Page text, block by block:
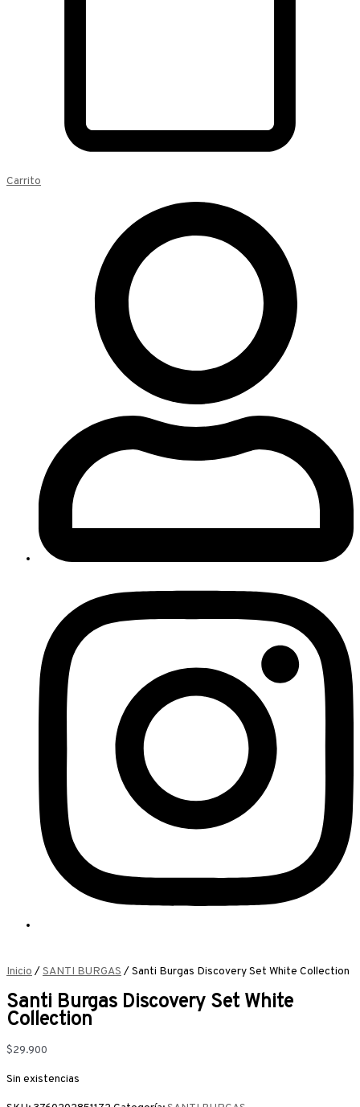
Carrito
Inicio/ SANTI BURGAS/ Santi Burgas Discovery Set White Collection
Santi Burgas Discovery Set White
Collection
$29.900
Sin existencias